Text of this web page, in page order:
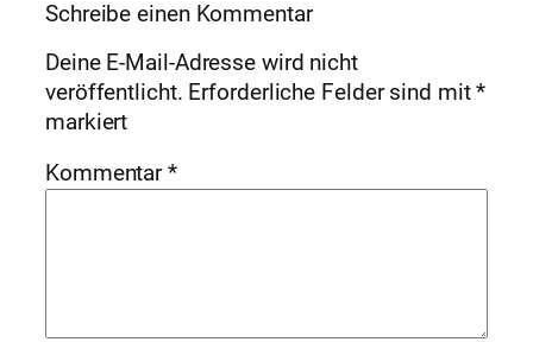
Schreibe einen Kommentar
Deine E-Mail-Adresse wird nicht
veröffentlicht. Erforderliche Felder sind mit*
markiert
Kommentar*